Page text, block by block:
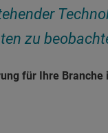
zu
für Ihre Branche